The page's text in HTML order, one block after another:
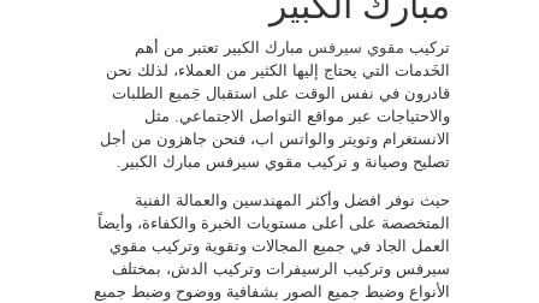
تركيب مقوي سيرفس مبارك الكبير تعتبر من أهم
الخَدمات التي يحتاج إليها الكثير من العملاء، لذلك نحن
قادرون في نفس الوقت على استقبال جَميع الطلبات
والاحتياجات عبر مواقع التواصل الاجتماعي. مثل
الانستغرام وتويتر والواتس اب، فنحن جاهزون من أجل
تصليح وصيانة و تركيب مقوي سيرفس مبارك الكبير.
حيث نوفر افضل وأكثر المهندسين والعمالة الفنية
المتخصصة على أعلى مستويات الخبرة والكفاءة، وأيضاً
العمل الجاد في جميع المجالات وتقوية وتركيب مقوي
سيرفس وتركيب الرسيفرات وتركيب الدش، بمختلف
الأنواع وضبط جميع الصور بشفافية ووضوح وضبط جميع